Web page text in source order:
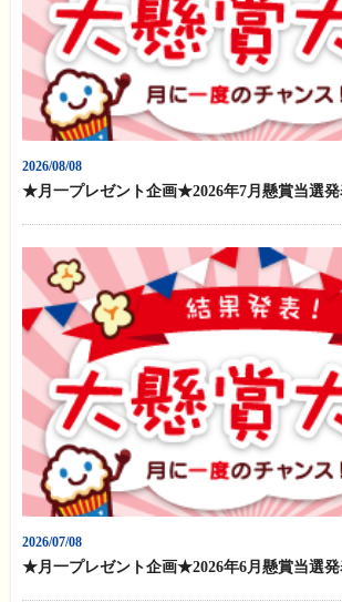
2026/08/08
★月一プレゼント企画★2026年7月懸賞当選
2026/07/08
★月一プレゼント企画★2026年6月懸賞当選